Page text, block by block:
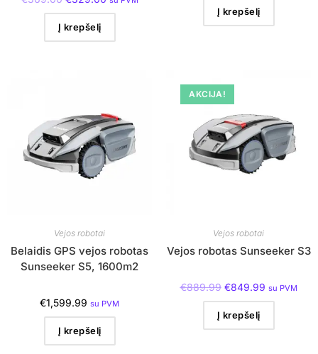
Į krepšelį
Į krepšelį
Vejos robotai
Belaidis GPS vejos robotas
Sunseeker S5, 1600m2
€1,599.99 su PVM
Į krepšelį
AKCIJA!
Vejos robotai
Vejos robotas Sunseeker S3
€889.99 €849.99 su PVM
Į krepšelį